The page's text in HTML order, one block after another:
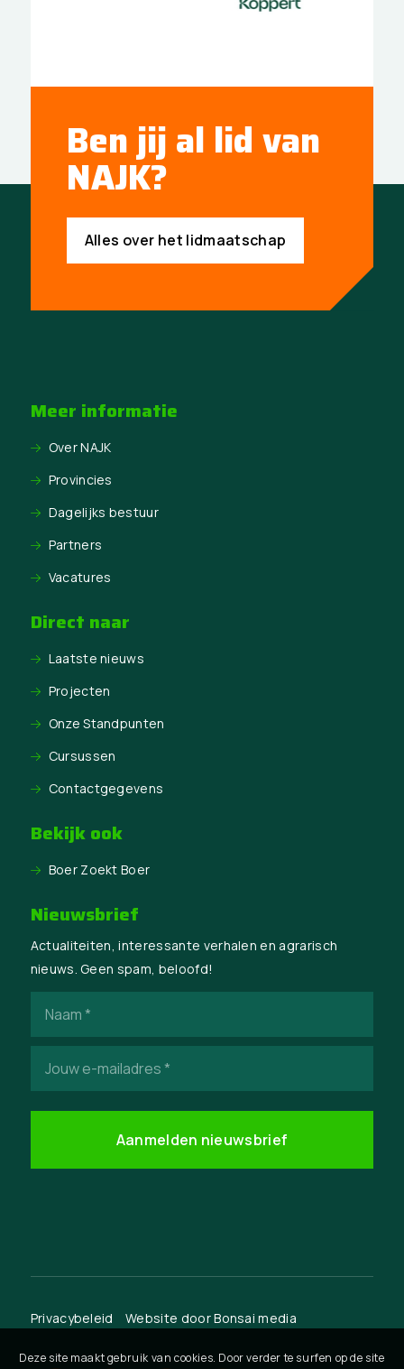
Ben jij al lid van
NAJK?
Alles over het lidmaatschap
Meer informatie
Over NAJK
Provincies
Dagelijks bestuur
Partners
Vacatures
Direct naar
Laatste nieuws
Projecten
Onze Standpunten
Cursussen
Contactgegevens
Bekijk ook
Boer Zoekt Boer
Nieuwsbrief
Actualiteiten, interessante verhalen en agrarisch
nieuws. Geen spam, beloofd!
Privacybeleid Website doorBonsai media
Deze site maakt gebruik van cookies. Door verder te surfen op de site